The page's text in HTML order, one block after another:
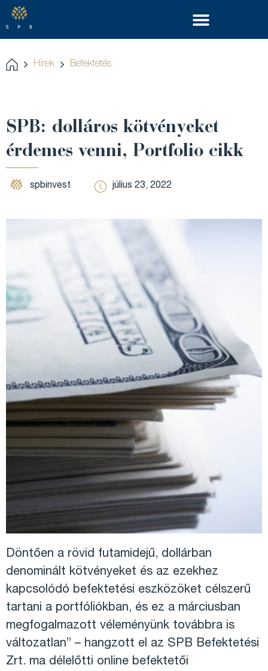
Hírek Befektetés
SPB: dolláros kötvényeket
érdemes venni, Portfolio cikk
spbinvest július 23, 2022
Döntően a rövid futamidejű, dollárban
denominált kötvényeket és az ezekhez
kapcsolódó befektetési eszközöket célszerű
tartani a portfóliókban, és ez a márciusban
megfogalmazott véleményünk továbbra is
változatlan” – hangzott el az SPB Befektetési
Zrt. ma délelőtti online befektetői